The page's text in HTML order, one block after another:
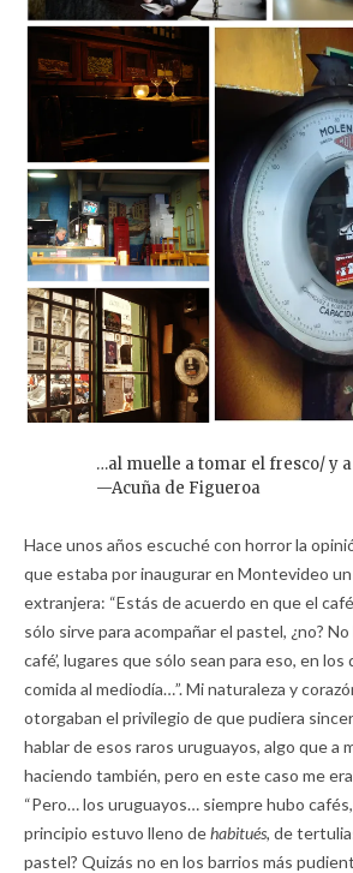
…al muelle a tomar el fresco/ y
—Acuña de Figueroa
Hace unos años escuché con horror la
que estaba por inaugurar en Montevideo
extranjera: “Estás de acuerdo en que el
sólo sirve para acompañar el pastel, ¿no?
café’, lugares que sólo sean para eso, en los
comida al mediodía…”. Mi naturaleza y
otorgaban el privilegio de que pudiera
hablar de esos raros uruguayos, algo que a
haciendo también, pero en este caso me
“Pero… los uruguayos… siempre hubo
principio estuvo lleno dehabitués, de
pastel? Quizás no en los barrios más